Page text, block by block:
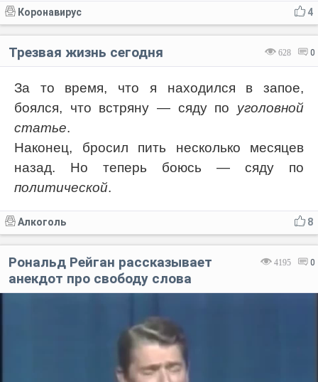
4
Коронавирус
628 0
Трезвая жизнь сегодня
За то время, что я находился в запое,
боялся, что встряну — сяду по уголовной
статье.
Наконец, бросил пить несколько месяцев
назад. Но теперь боюсь — сяду по
политической.
8
Алкоголь
4195 0
Рональд Рейган рассказывает
анекдот про свободу слова